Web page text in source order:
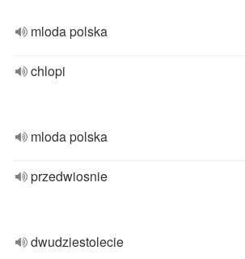
mloda polska
chlopi
mloda polska
przedwiosnie
dwudziestolecie